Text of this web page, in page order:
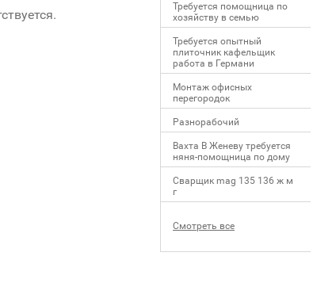
Требуется помощница по
хозяйству в семью
Требуется опытный
плиточник кафельщик
работa в Германи
Mонтаж офисных
перегородок
Разнорабочий
Вахта В Женеву требуется
няня-помощница по дому
Сварщик mag 135 136 ж м
г
Смотреть все